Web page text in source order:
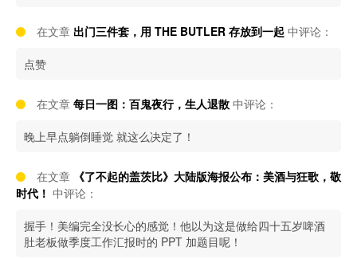
在文章 出门三件套，用 THE BUTLER 存放到一起 中评论：
点赞
在文章 每日一图：百鬼夜行，生人退散 中评论：
晚上早点躺倒睡觉 就这么决定了！
在文章 《了不起的盖茨比》大陆版海报公布：美酒与狂歌，敬
时代！ 中评论：
握手！美编完全没长心的感觉！他以为这是做给四十五岁啤酒
肚老板做季度工作汇报时的 PPT 加题目呢！